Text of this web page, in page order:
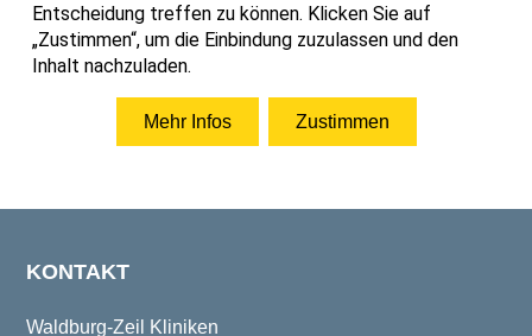
KONTAKT
Waldburg-Zeil Kliniken